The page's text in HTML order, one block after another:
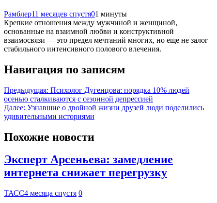
Рамблер11 месяцев спустя01 минуты
Крепкие отношения между мужчиной и женщиной,
основанные на взаимной любви и конструктивной
взаимосвязи — это предел мечтаний многих, но еще не залог
стабильного интенсивного полового влечения.
Навигация по записям
Предыдущая: Психолог Дугенцова: порядка 10% людей
осенью сталкиваются с сезонной депрессией
Далее: Узнавшие о двойной жизни друзей люди поделились
удивительными историями
Похожие новости
Эксперт Арсеньева: замедление
интернета снижает перегрузку
ТАСС4 месяца спустя 0